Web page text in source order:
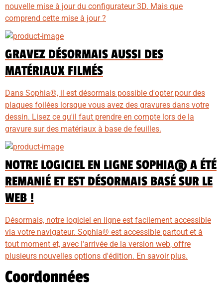
nouvelle mise à jour du configurateur 3D. Mais que
comprend cette mise à jour ?
GRAVEZ DÉSORMAIS AUSSI DES
MATÉRIAUX FILMÉS
Dans Sophia®, il est désormais possible d'opter pour des
plaques foilées lorsque vous avez des gravures dans votre
dessin. Lisez ce qu'il faut prendre en compte lors de la
gravure sur des matériaux à base de feuilles.
NOTRE LOGICIEL EN LIGNE SOPHIA® A ÉTÉ
REMANIÉ ET EST DÉSORMAIS BASÉ SUR LE
WEB !
Désormais, notre logiciel en ligne est facilement accessible
via votre navigateur. Sophia® est accessible partout et à
tout moment et, avec l'arrivée de la version web, offre
plusieurs nouvelles options d'édition. En savoir plus.
Coordonnées